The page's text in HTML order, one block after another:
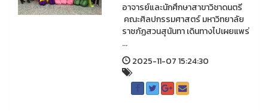
อาจารย์และนักศึกษาสาขาวิชาดนตรี
คณะศิลปกรรมศาสตร์ มหาวิทยาลัย
ราชภัฏสวนสุนันทา เดินทางไปเผยแพร่
...
2025-11-07 15:24:30